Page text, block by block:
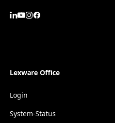
Lexware Office
Login
System-Status